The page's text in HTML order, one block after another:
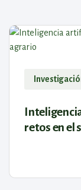
retos en el